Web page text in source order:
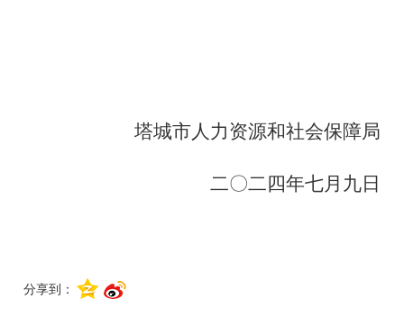
塔城市人力资源和社会保障局
二〇二四年七月九日
分享到：